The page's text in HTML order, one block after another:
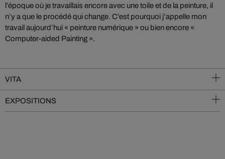
l’époque où je travaillais encore avec une toile et de la peinture, il
n’y a que le procédé qui change. C’est pourquoi j’appelle mon
travail aujourd’hui « peinture numérique » ou bien encore «
Computer-aided Painting ».
VITA
EXPOSITIONS